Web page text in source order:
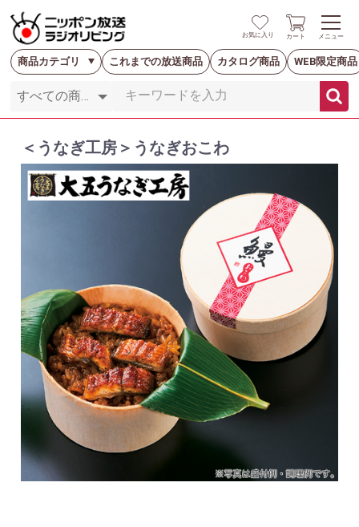
お気に入り カート メニュー
商品カテゴリ これまでの放送商品 カタログ商品 WEB限定商品
＜うなぎ工房＞うなぎおこわ